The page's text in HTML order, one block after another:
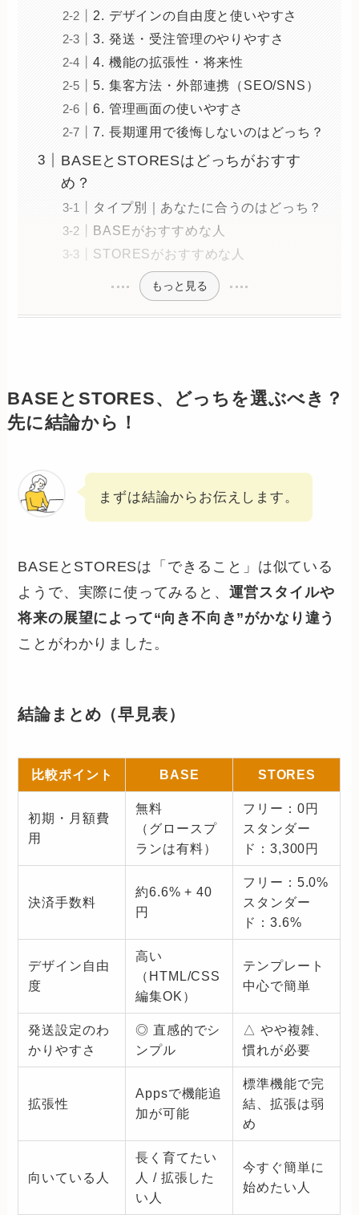
2. デザインの自由度と使いやすさ
3. 発送・受注管理のやりやすさ
4. 機能の拡張性・将来性
5. 集客方法・外部連携（SEO/SNS）
6. 管理画面の使いやすさ
7. 長期運用で後悔しないのはどっち？
BASEとSTORESはどっちがおすす
め？
タイプ別｜あなたに合うのはどっち？
BASEがおすすめな人
STORESがおすすめな人
もっと見る
BASEとSTORES、どっちを選ぶべき？
先に結論から！
まずは結論からお伝えします。
BASEとSTORESは「できること」は似ている
ようで、実際に使ってみると、 運営スタイルや
将来の展望によって“向き不向き”がかなり違う
ことがわかりました。
結論まとめ（早見表）
比較ポイント BASE STORES
初期・月額費
用
無料
（グロースプ
ランは有料）
フリー：0円
スタンダー
ド：3,300円
決済手数料
約6.6% + 40
円
フリー：5.0%
スタンダー
ド：3.6%
デザイン自由
度
高い
（HTML/CSS
編集OK）
テンプレート
中心で簡単
発送設定のわ
かりやすさ
◎ 直感的でシ
ンプル
△ やや複雑、
慣れが必要
拡張性
Appsで機能追
加が可能
標準機能で完
結、拡張は弱
め
向いている人
長く育てたい
人 / 拡張した
い人
今すぐ簡単に
始めたい人